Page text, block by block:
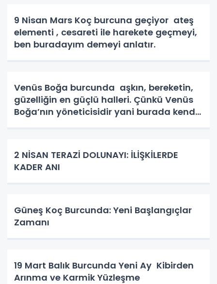
9 Nisan Mars Koç burcuna geçiyor ateş
elementi , cesareti ile harekete geçmeyi,
ben buradayım demeyi anlatır.
Venüs Boğa burcunda aşkın, bereketin,
güzelliğin en güçlü halleri. Çünkü Venüs
Boğa’nın yöneticisidir yani burada kendi
2 NİSAN TERAZİ DOLUNAYI: İLİŞKİLERDE
KADER ANI
Güneş Koç Burcunda: Yeni Başlangıçlar
Zamanı
19 Mart Balık Burcunda Yeni Ay Kibirden
Arınma ve Karmik Yüzleşme